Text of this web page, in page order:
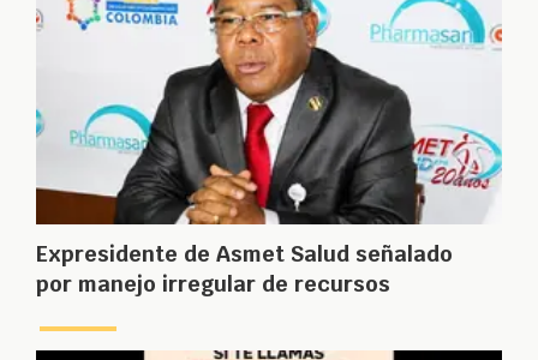
Expresidente de Asmet Salud señalado
por manejo irregular de recursos